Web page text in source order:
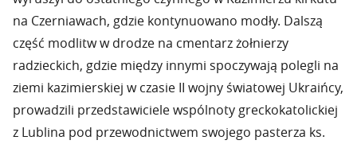
na Czerniawach, gdzie kontynuowano modły. Dalszą
część modlitw w drodze na cmentarz żołnierzy
radzieckich, gdzie między innymi spoczywają polegli na
ziemi kazimierskiej w czasie II wojny światowej Ukraińcy,
prowadzili przedstawiciele wspólnoty greckokatolickiej
z Lublina pod przewodnictwem swojego pasterza ks.